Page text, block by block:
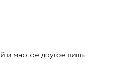
и многое другое лишь